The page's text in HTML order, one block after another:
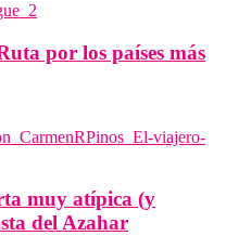
por los países más
muy atípica (y
del Azahar